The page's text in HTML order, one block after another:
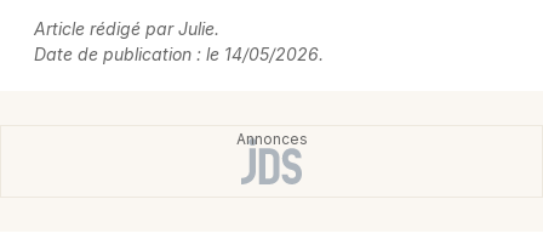
Article rédigé par Julie.
Date de publication : le 14/05/2026.